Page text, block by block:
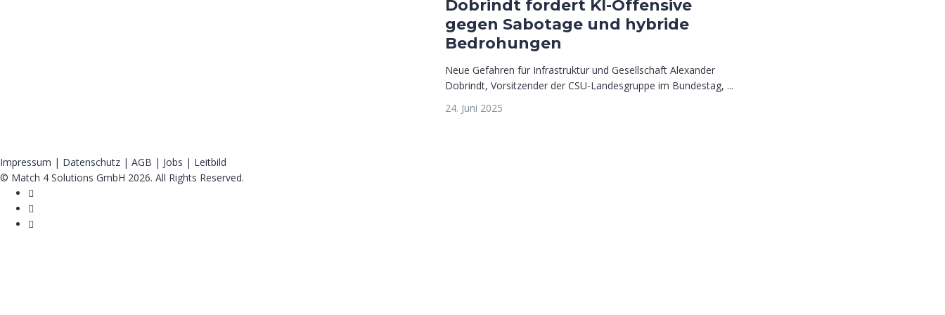
Dobrindt fordert KI-Offensive
gegen Sabotage und hybride
Bedrohungen
Neue Gefahren für Infrastruktur und Gesellschaft Alexander
Dobrindt, Vorsitzender der CSU-Landesgruppe im Bundestag, ...
24. Juni 2025
Impressum | Datenschutz | AGB | Jobs | Leitbild
© Match 4 Solutions GmbH 2026. All Rights Reserved.